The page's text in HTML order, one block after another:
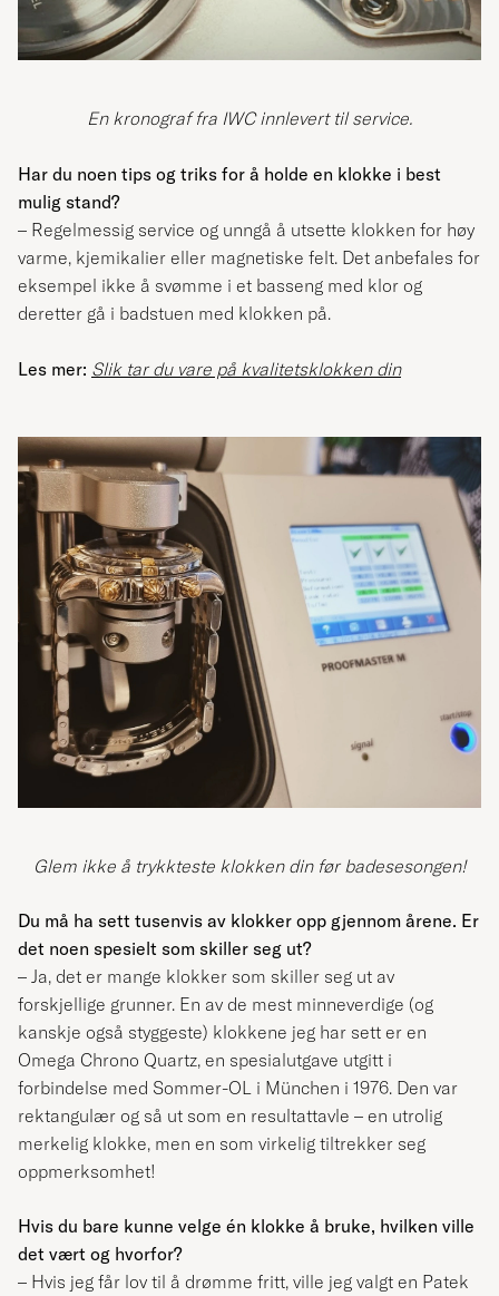
En kronograf fra IWC innlevert til service.
Har du noen tips og triks for å holde en klokke i best
mulig stand?
– Regelmessig service og unngå å utsette klokken for høy
varme, kjemikalier eller magnetiske felt. Det anbefales for
eksempel ikke å svømme i et basseng med klor og
deretter gå i badstuen med klokken på.
Les mer: Slik tar du vare på kvalitetsklokken din
Glem ikke å trykkteste klokken din før badesesongen!
Du må ha sett tusenvis av klokker opp gjennom årene. Er
det noen spesielt som skiller seg ut?
– Ja, det er mange klokker som skiller seg ut av
forskjellige grunner. En av de mest minneverdige (og
kanskje også styggeste) klokkene jeg har sett er en
Omega Chrono Quartz, en spesialutgave utgitt i
forbindelse med Sommer-OL i München i 1976. Den var
rektangulær og så ut som en resultattavle – en utrolig
merkelig klokke, men en som virkelig tiltrekker seg
oppmerksomhet!
Hvis du bare kunne velge én klokke å bruke, hvilken ville
det vært og hvorfor?
– Hvis jeg får lov til å drømme fritt, ville jeg valgt en Patek